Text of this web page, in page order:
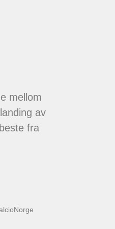
mellom
av
fra